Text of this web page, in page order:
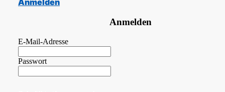
Anmelden
Anmelden
E-Mail-Adresse
Passwort